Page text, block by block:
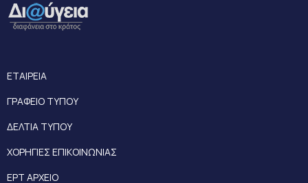
ΕΤΑΙΡΕΙΑ
ΓΡΑΦΕΙΟ ΤΥΠΟΥ
ΔΕΛΤΙΑ ΤΥΠΟΥ
ΧΟΡΗΓΙΕΣ ΕΠΙΚΟΙΝΩΝΙΑΣ
ΕΡΤ ΑΡΧΕΙΟ